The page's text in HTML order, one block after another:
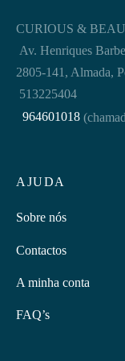
AJUDA
Sobre nós
Contactos
A minha conta
FAQ’s
CURIOUS &
Av. Henriques
2805-141, Almada,
513225404
964601018